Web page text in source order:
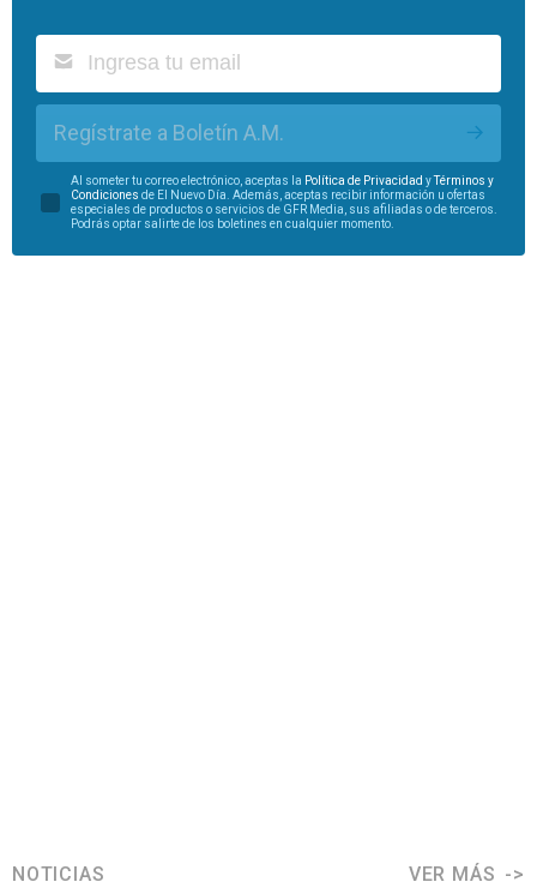
Regístrate a Boletín A.M.
Al someter tu correo electrónico, aceptas la Política de Privacidad yTérminos y
Condiciones de El Nuevo Día. Además, aceptas recibir información u ofertas
especiales de productos o servicios de GFR Media, sus afiliadas o de terceros.
Podrás optar salirte de los boletines en cualquier momento.
NOTICIAS VER MÁS